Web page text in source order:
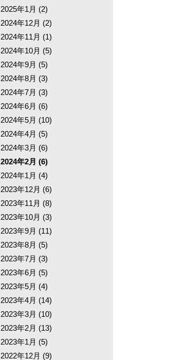
2025年1月 (2)
2024年12月 (2)
2024年11月 (1)
2024年10月 (5)
2024年9月 (5)
2024年8月 (3)
2024年7月 (3)
2024年6月 (6)
2024年5月 (10)
2024年4月 (5)
2024年3月 (6)
2024年2月 (6)
2024年1月 (4)
2023年12月 (6)
2023年11月 (8)
2023年10月 (3)
2023年9月 (11)
2023年8月 (5)
2023年7月 (3)
2023年6月 (5)
2023年5月 (4)
2023年4月 (14)
2023年3月 (10)
2023年2月 (13)
2023年1月 (5)
2022年12月 (9)